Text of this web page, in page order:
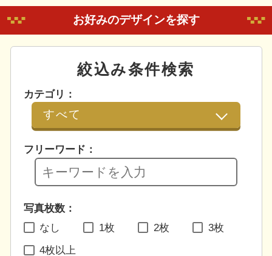
お好みのデザインを探す
絞込み条件検索
カテゴリ：
フリーワード：
写真枚数：
なし
1枚 2枚 3枚
4枚以上